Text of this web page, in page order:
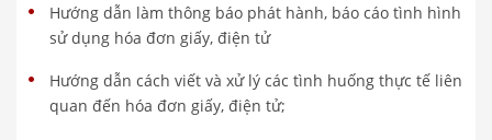
Hướng dẫn làm thông báo phát hành, báo cáo tình hình
sử dụng hóa đơn giấy, điện tử
Hướng dẫn cách viết và xử lý các tình huống thực tế liên
quan đến hóa đơn giấy, điện tử;